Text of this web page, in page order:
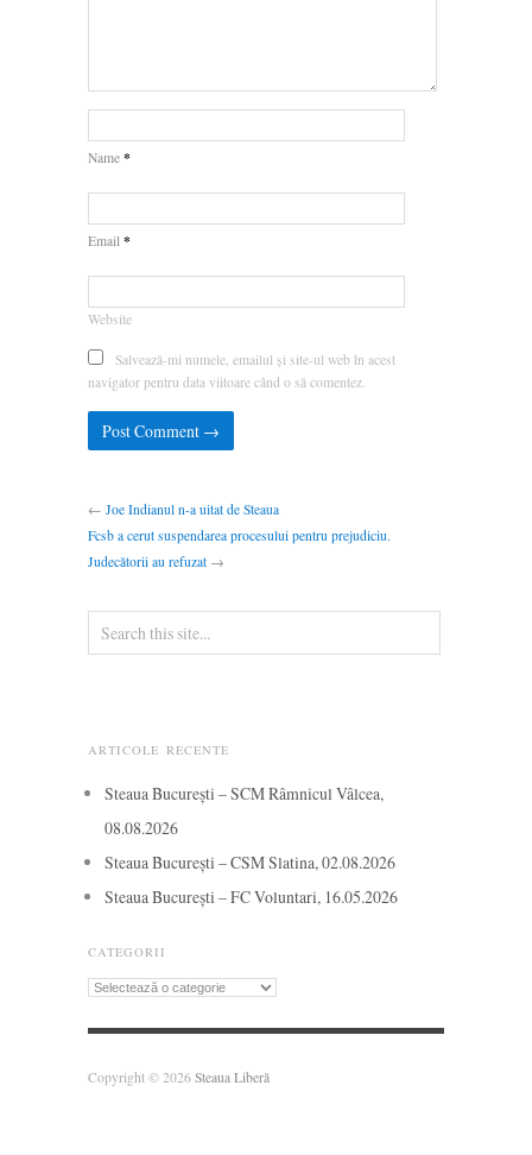
Name *
Email *
Website
Salvează-mi numele, emailul și site-ul web în acest
navigator pentru data viitoare când o să comentez.
← Joe Indianul n-a uitat de Steaua
Fcsb a cerut suspendarea procesului pentru prejudiciu.
Judecătorii au refuzat →
ARTICOLE RECENTE
Steaua București – SCM Râmnicul Vâlcea,
08.08.2026
Steaua București – CSM Slatina, 02.08.2026
Steaua București – FC Voluntari, 16.05.2026
CATEGORII
Categorii
Copyright © 2026 Steaua Liberă